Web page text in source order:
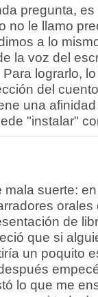
pregunta,
no le llamo
a lo
la voz del
lograrlo,
del
una
"instalar"
suerte:
de
que si
un poquito
lo que me